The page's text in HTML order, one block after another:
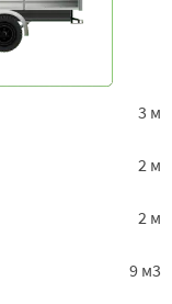
3 м
2 м
2 м
9 м3